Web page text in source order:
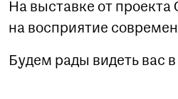
На выставке от
на восприятие
Будем рады видеть вас